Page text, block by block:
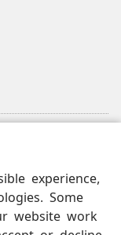
experience,
Some
website work